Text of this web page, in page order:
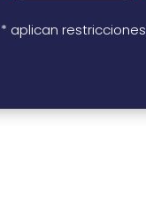
* aplican restricciones